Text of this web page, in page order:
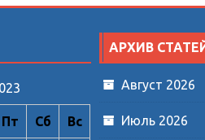
Пт Сб Вс
АРХИВ
Август 2026
Июль 2026